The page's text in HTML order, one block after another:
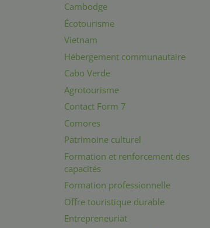
Cambodge
Écotourisme
Vietnam
Hébergement communautaire
Cabo Verde
Agrotourisme
Contact Form 7
Comores
Patrimoine culturel
Formation et renforcement des
capacités
Formation professionnelle
Offre touristique durable
Entrepreneuriat